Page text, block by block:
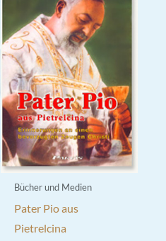
Bücher und Medien
Pater Pio aus
Pietrelcina